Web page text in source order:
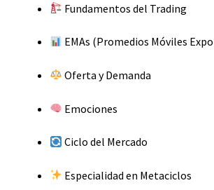
Fundamentos del Trading
EMAs (Promedios Móviles
Oferta y Demanda
Emociones
Ciclo del Mercado
Especialidad en Metaciclos